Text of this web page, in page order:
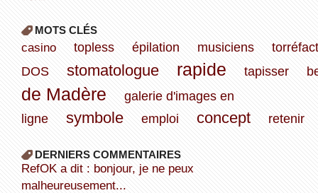
MOTS CLÉS
casino topless épilation musiciens
DOS
stomatologue rapide tapisser
de Madère
galerie d'images en
ligne
symbole emploi concept retenir
DERNIERS COMMENTAIRES
refOK a dit : bonjour, je ne peux
malheureusement...